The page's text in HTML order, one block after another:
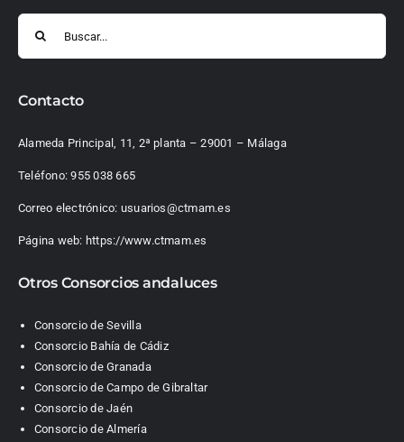
Contacto
Alameda Principal, 11, 2ª planta – 29001 – Málaga
Teléfono:955 038 665
Correo electrónico: usuarios@ctmam.es
Página web: https://www.ctmam.es
Otros Consorcios andaluces
Consorcio de Sevilla
Consorcio Bahía de Cádiz
Consorcio de Granada
Consorcio de Campo de Gibraltar
Consorcio de Jaén
Consorcio de Almería